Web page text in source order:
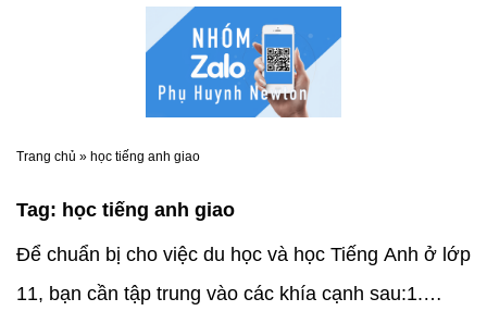
Trang chủ » học tiếng anh giao
Tag: học tiếng anh giao
Để chuẩn bị cho việc du học và học Tiếng Anh ở lớp
11, bạn cần tập trung vào các khía cạnh sau:1.